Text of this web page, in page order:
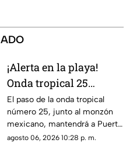
¡Alerta en la playa!
Onda tropical 25
desatará lluvias
intensas y tormentas
en Puerto Vallarta
El paso de la onda tropical
número 25, junto al monzón
mexicano, mantendrá a Puerto
Vallarta bajo un temporal de
agosto 06, 2026 10:28 p. m.